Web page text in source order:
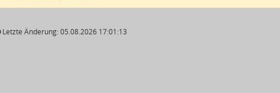
Letzte Änderung: 05.08.2026 17:01:13